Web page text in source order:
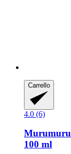
Carrello
4.0 (6)
Murumuru
100 ml